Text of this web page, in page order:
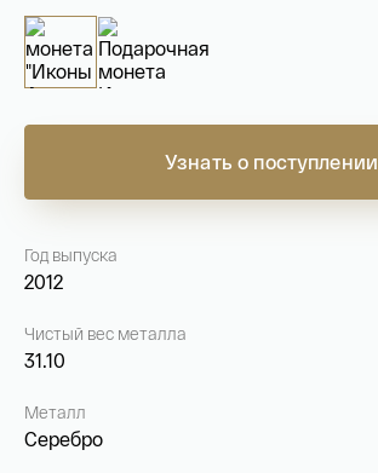
coins.shop@tsbnk.ru
Узнать о поступлении
Год выпуска
2012
Чистый вес металла
31.10
Металл
Серебро